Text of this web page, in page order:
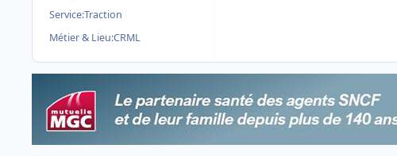
Service:Traction
Métier & Lieu:CRML